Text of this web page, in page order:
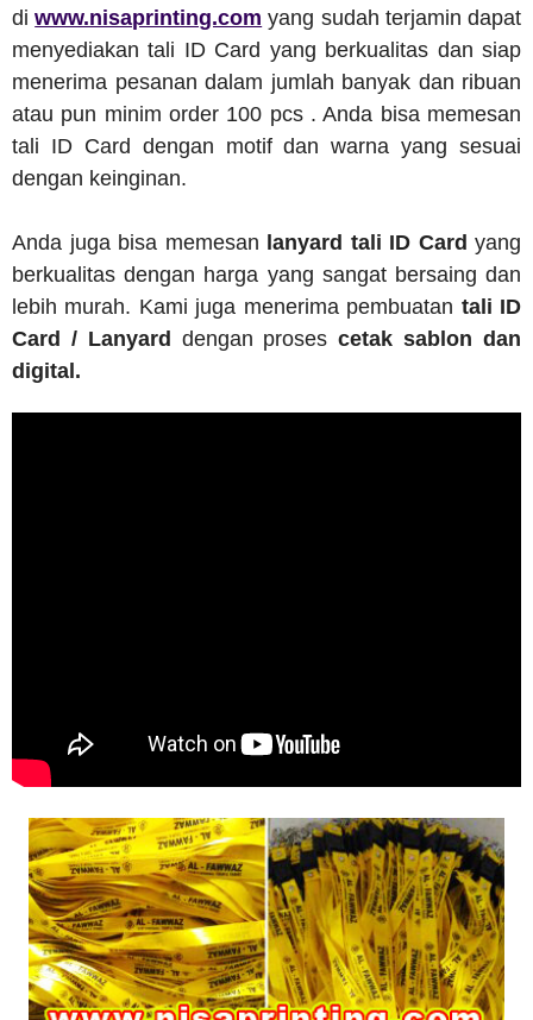
diwww.nisaprinting.com yang sudah terjamin dapat
menyediakan tali ID Card yang berkualitas dan siap
menerima pesanan dalam jumlah banyak dan ribuan
atau pun minim order 100 pcs . Anda bisa memesan
tali ID Card dengan motif dan warna yang sesuai
dengan keinginan.
Anda juga bisa memesan lanyard tali ID Card yang
berkualitas dengan harga yang sangat bersaing dan
lebih murah. Kami juga menerima pembuatan tali ID
Card / Lanyard dengan prosescetak sablon dan
digital.